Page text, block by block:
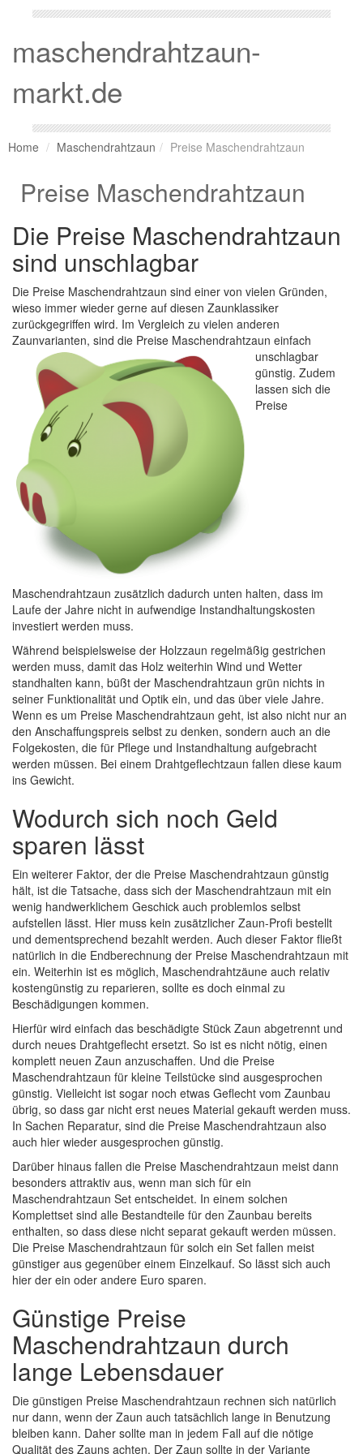
maschendrahtzaun-
markt.de
Home Maschendrahtzaun Preise Maschendrahtzaun
Preise Maschendrahtzaun
Die Preise Maschendrahtzaun
sind unschlagbar
Die Preise Maschendrahtzaun sind einer von vielen Gründen,
wieso immer wieder gerne auf diesen Zaunklassiker
zurückgegriffen wird. Im Vergleich zu vielen anderen
Zaunvarianten, sind die Preise Maschendrahtzaun einfach
unschlagbar
günstig. Zudem
lassen sich die
Preise
Maschendrahtzaun zusätzlich dadurch unten halten, dass im
Laufe der Jahre nicht in aufwendige Instandhaltungskosten
investiert werden muss.
Während beispielsweise der Holzzaun regelmäßig gestrichen
werden muss, damit das Holz weiterhin Wind und Wetter
standhalten kann, büßt der Maschendrahtzaun grün nichts in
seiner Funktionalität und Optik ein, und das über viele Jahre.
Wenn es um Preise Maschendrahtzaun geht, ist also nicht nur an
den Anschaffungspreis selbst zu denken, sondern auch an die
Folgekosten, die für Pflege und Instandhaltung aufgebracht
werden müssen. Bei einem Drahtgeflechtzaun fallen diese kaum
ins Gewicht.
Wodurch sich noch Geld
sparen lässt
Ein weiterer Faktor, der die Preise Maschendrahtzaun günstig
hält, ist die Tatsache, dass sich der Maschendrahtzaun mit ein
wenig handwerklichem Geschick auch problemlos selbst
aufstellen lässt. Hier muss kein zusätzlicher Zaun-Profi bestellt
und dementsprechend bezahlt werden. Auch dieser Faktor fließt
natürlich in die Endberechnung der Preise Maschendrahtzaun mit
ein. Weiterhin ist es möglich, Maschendrahtzäune auch relativ
kostengünstig zu reparieren, sollte es doch einmal zu
Beschädigungen kommen.
Hierfür wird einfach das beschädigte Stück Zaun abgetrennt und
durch neues Drahtgeflecht ersetzt. So ist es nicht nötig, einen
komplett neuen Zaun anzuschaffen. Und die Preise
Maschendrahtzaun für kleine Teilstücke sind ausgesprochen
günstig. Vielleicht ist sogar noch etwas Geflecht vom Zaunbau
übrig, so dass gar nicht erst neues Material gekauft werden muss.
In Sachen Reparatur, sind die Preise Maschendrahtzaun also
auch hier wieder ausgesprochen günstig.
Darüber hinaus fallen die Preise Maschendrahtzaun meist dann
besonders attraktiv aus, wenn man sich für ein
Maschendrahtzaun Set entscheidet. In einem solchen
Komplettset sind alle Bestandteile für den Zaunbau bereits
enthalten, so dass diese nicht separat gekauft werden müssen.
Die Preise Maschendrahtzaun für solch ein Set fallen meist
günstiger aus gegenüber einem Einzelkauf. So lässt sich auch
hier der ein oder andere Euro sparen.
Günstige Preise
Maschendrahtzaun durch
lange Lebensdauer
Die günstigen Preise Maschendrahtzaun rechnen sich natürlich
nur dann, wenn der Zaun auch tatsächlich lange in Benutzung
bleiben kann. Daher sollte man in jedem Fall auf die nötige
Qualität des Zauns achten. Der Zaun sollte in der Variante